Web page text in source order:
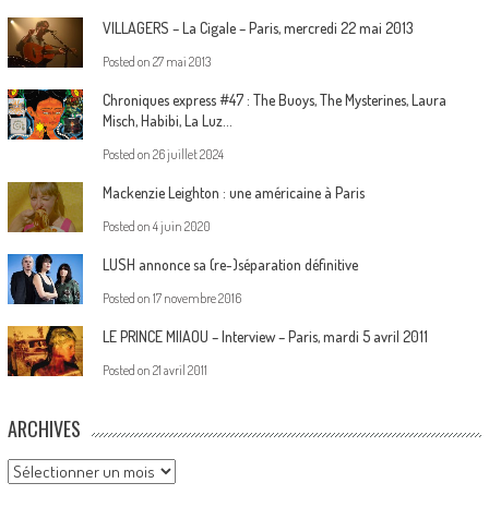
VILLAGERS – La Cigale – Paris, mercredi 22 mai 2013
Posted on 27 mai 2013
Chroniques express #47 : The Buoys, The Mysterines, Laura
Misch, Habibi, La Luz…
Posted on 26 juillet 2024
Mackenzie Leighton : une américaine à Paris
Posted on 4 juin 2020
LUSH annonce sa (re-)séparation définitive
Posted on 17 novembre 2016
LE PRINCE MIIAOU – Interview – Paris, mardi 5 avril 2011
Posted on 21 avril 2011
ARCHIVES
Archives